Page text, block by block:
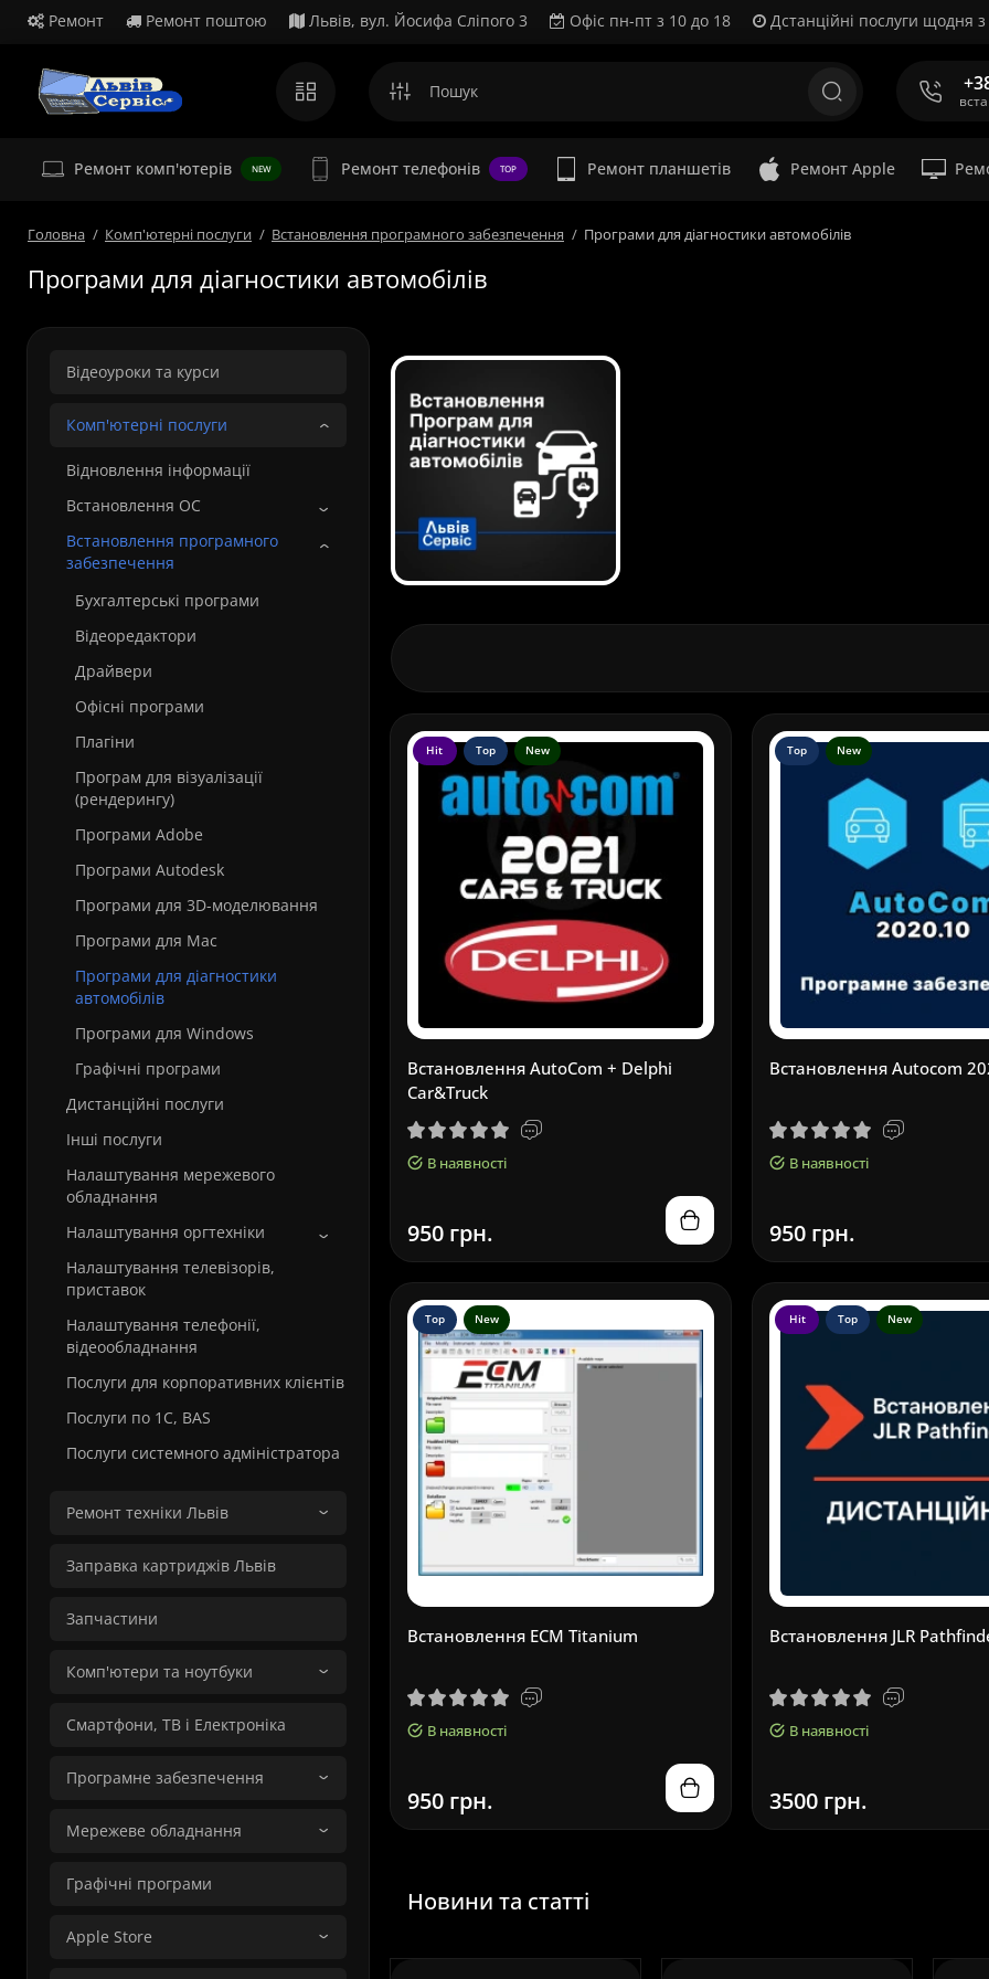
Ремонт Ремонт поштою Львів, вул. Йосифа Сліпого 3 Офіс пн-пт з 10 до 18 Дстанційні послуги щодня
Ремонт комп'ютерів NEW Ремонт телефонів TOP Ремонт планшетів Ремонт Apple
Головна Комп'ютерні послуги Встановлення програмного забезпечення Програми для діагностики автомобілів
Програми для діагностики автомобілів
Відеоуроки та курси
Комп'ютерні послуги
Відновлення інформації
Встановлення ОС
Встановлення програмного
забезпечення
Бухгалтерські програми
Відеоредактори
Драйвери
Офісні програми
Плагіни
Програм для візуалізації
(рендерингу)
Програми Adobe
Програми Autodesk
Програми для 3D-моделювання
Програми для Mac
Програми для діагностики
автомобілів
Програми для Windows
Графічні програми
Дистанційні послуги
Інші послуги
Налаштування мережевого
обладнання
Налаштування оргтехніки
Налаштування телевізорів,
приставок
Налаштування телефонії,
відеообладнання
Послуги для корпоративних клієнтів
Послуги по 1С, BAS
Послуги системного адміністратора
Ремонт техніки Львів
Заправка картриджів Львів
Запчастини
Комп'ютери та ноутбуки
Смартфони, ТВ і Електроніка
Програмне забезпечення
Мережеве обладнання
Графічні програми
Apple Store
Hit Top New
Встановлення AutoCom + Delphi
Car&Truck
В наявності
950 грн.
Top New
Встановлення Autocom
В наявності
950 грн.
Top New
Встановлення ECM Titanium
В наявності
950 грн.
Hit Top New
Встановлення JLR
В наявності
3500 грн.
Новини та статті